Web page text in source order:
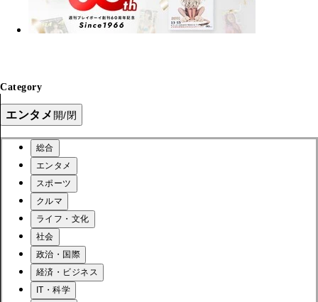
Category
エンタメ 開/閉
総合
エンタメ
スポーツ
クルマ
ライフ・文化
社会
政治・国際
経済・ビジネス
IT・科学